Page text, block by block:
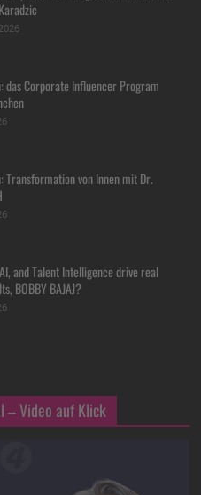
das Corporate Influencer Program
Transformation von Innen mit Dr.
and Talent Intelligence drive real
BOBBY BAJAJ?
– Video auf Klick